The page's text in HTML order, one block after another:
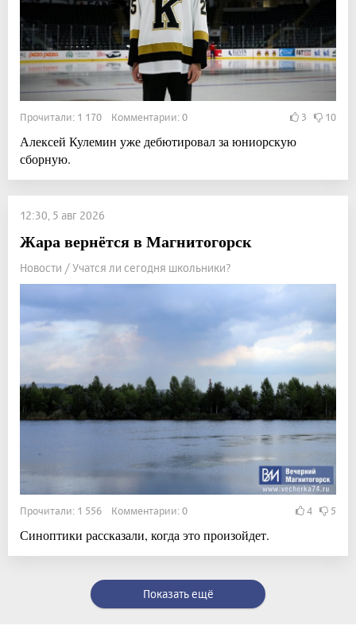
Прочитали: 1 170 Комментарии: 0 3 10
Алексей Кулемин уже дебютировал за юниорскую
сборную.
12:30, 5 авг 2026
Жара вернётся в Магнитогорск
Новости / Учатся ли сегодня школьники?
Прочитали: 1 556 Комментарии: 0 4 5
Синоптики рассказали, когда это произойдет.
Показать ещё